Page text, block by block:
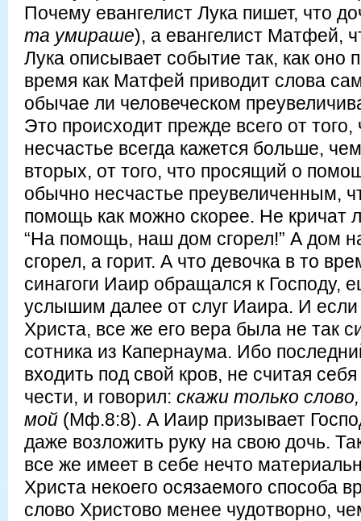
Почему евангелист Лука пишет, что
та умираше), а евангелист Матфей,
Лука описывает событие так, как оно
время как Матфей приводит слова
обычае ли человеческом
Это происходит прежде всего от
несчастье всегда кажется больше,
вторых, от того, что просящий о
обычно несчастье преувеличенным,
помощь как можно скорее. Не кричат
“На помощь, наш дом сгорел!” А дом
сгорел, а горит. А что девочка в то
синагоги Иаир обращался к Господу,
услышим далее от слуг Иаира. И
Христа, все же его вера была не так
сотника из Капернаума. Ибо
входить под свой кров, не считая
чести, и говорил: скажи только
мой (Мф.8:8). А Иаир призывает
даже возложить руку на свою дочь.
все же имеет в себе нечто
Христа некоего осязаемого способа
слово Христово менее чудотворно,